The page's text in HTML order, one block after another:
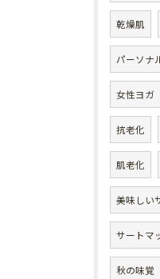
乾燥肌
パーソナ
女性ヨガ
抗老化
肌老化
美味しい
サートマ
秋の味覚